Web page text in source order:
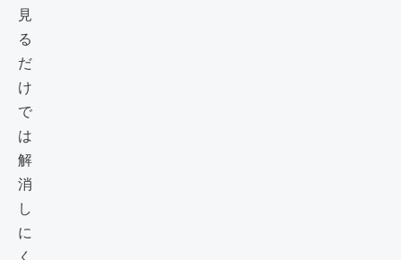
見
る
だ
け
で
は
解
消
し
に